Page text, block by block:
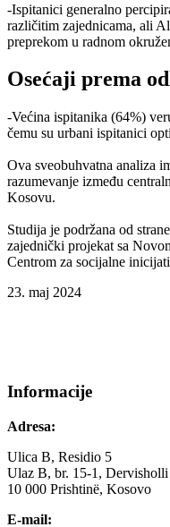
-Ispitanici generalno
različitim zajednicama, ali
preprekom u radnom
Osećaji prema
-Većina ispitanika (64%)
čemu su urbani ispitanici
Ova sveobuhvatna analiza
razumevanje između
Kosovu.
Studija je podržana od
zajednički projekat sa
Centrom za socijalne
23. maj 2024
Informacije
Adresa:
Ulica B, Residio 5
Ulaz B, br. 15-1, Dervisholli
10 000 Prishtinë, Kosovo
E-mail: